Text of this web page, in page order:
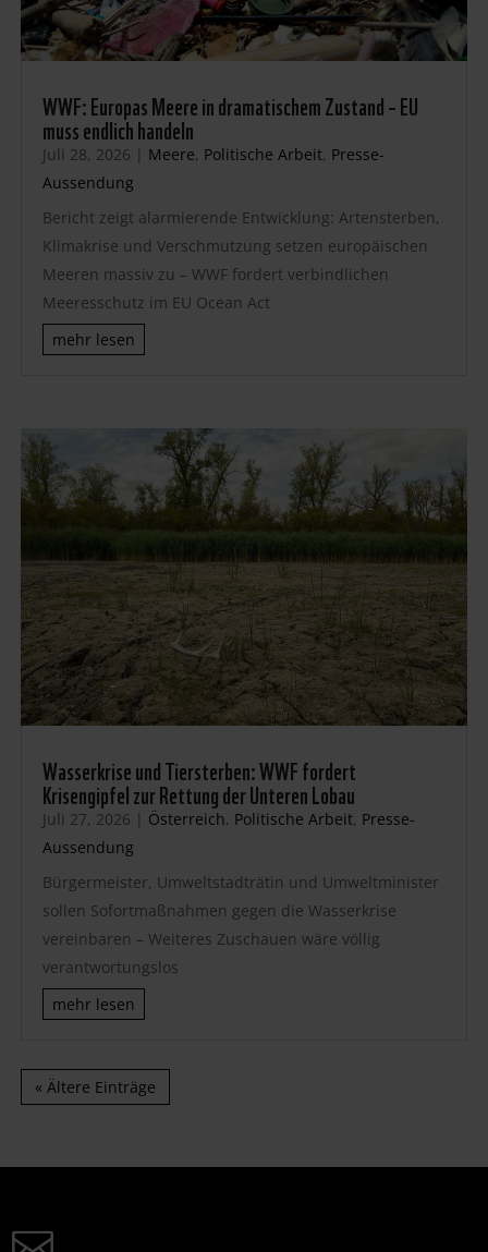
WWF: Europas Meere in dramatischem Zustand – EU
muss endlich handeln
Juli 28, 2026 | Meere, Politische Arbeit, Presse-
Aussendung
Bericht zeigt alarmierende Entwicklung: Artensterben,
Klimakrise und Verschmutzung setzen europäischen
Meeren massiv zu – WWF fordert verbindlichen
Meeresschutz im EU Ocean Act
mehr lesen
Wasserkrise und Tiersterben: WWF fordert
Krisengipfel zur Rettung der Unteren Lobau
Juli 27, 2026 | Österreich, Politische Arbeit, Presse-
Aussendung
Bürgermeister, Umweltstadträtin und Umweltminister
sollen Sofortmaßnahmen gegen die Wasserkrise
vereinbaren – Weiteres Zuschauen wäre völlig
verantwortungslos
mehr lesen
« Ältere Einträge